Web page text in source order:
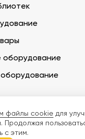
оборудование
файлы cookie для
Продолжая
с этим.